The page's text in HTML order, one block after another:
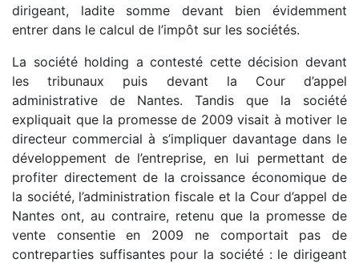
dirigeant, ladite somme devant bien évidemment
entrer dans le calcul de l’impôt sur les sociétés.
La société holding a contesté cette décision devant
les tribunaux puis devant la Cour d’appel
administrative de Nantes. Tandis que la société
expliquait que la promesse de 2009 visait à motiver le
directeur commercial à s’impliquer davantage dans le
développement de l’entreprise, en lui permettant de
profiter directement de la croissance économique de
la société, l’administration fiscale et la Cour d’appel de
Nantes ont, au contraire, retenu que la promesse de
vente consentie en 2009 ne comportait pas de
contreparties suffisantes pour la société : le dirigeant